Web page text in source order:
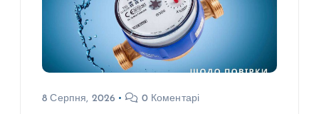
8 Серпня, 2026 0 Коментарі